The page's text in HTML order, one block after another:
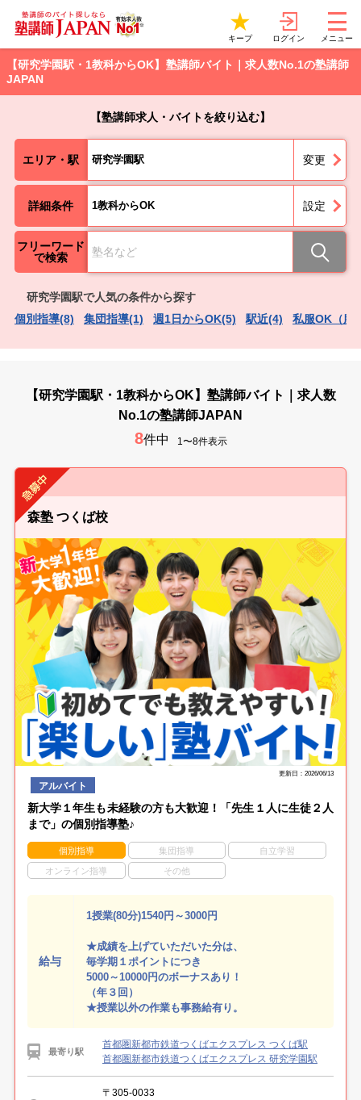
キープ ログイン メニュー
【研究学園駅・1教科からOK】塾講師バイト｜求人数No.1の塾講師
JAPAN
【塾講師求人・バイトを絞り込む】
エリア・駅 研究学園駅 変更
詳細条件 1教科からOK 設定
フリーワード
で検索
研究学園駅で人気の条件から探す
個別指導(8)
集団指導(1) 週1日からOK(5) 駅近(4) 私服OK（服
【研究学園駅・1教科からOK】塾講師バイト｜求人数
No.1の塾講師JAPAN
8件中 1〜8件表示
森塾 つくば校
更新日：2026/06/13
アルバイト
新大学１年生も未経験の方も大歓迎！「先生１人に生徒２人
まで」の個別指導塾♪
個別指導 集団指導 自立学習
オンライン指導 その他
給与
1授業(80分)1540円～3000円
★成績を上げていただいた分は、
毎学期１ポイントにつき
5000～10000円のボーナスあり！
（年３回）
★授業以外の作業も事務給有り。
最寄り駅
首都圏新都市鉄道つくばエクスプレス つくば駅
首都圏新都市鉄道つくばエクスプレス 研究学園駅
〒305-0033